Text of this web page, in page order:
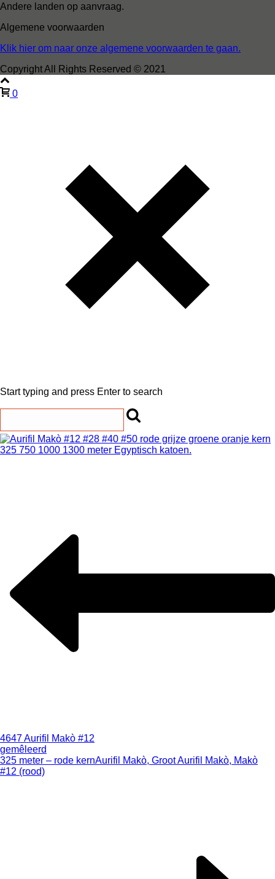
Andere landen op aanvraag.
Algemene voorwaarden
Klik hier om naar onze algemene voorwaarden te gaan.
Copyright All Rights Reserved © 2021
0
Start typing and press Enter to search
4647 Aurifil Makò #12
gemêleerd
325 meter – rode kernAurifil Makò, Groot Aurifil Makò, Makò
#12 (rood)